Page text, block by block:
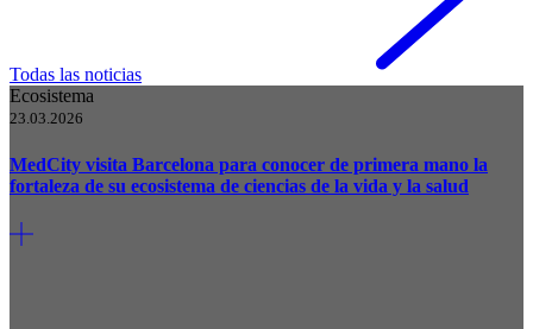
Todas las noticias
Ecosistema
23.03.2026
MedCity visita Barcelona para conocer de primera mano la
fortaleza de su ecosistema de ciencias de la vida y la salud